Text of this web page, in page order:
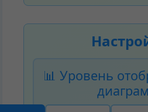
📊 Уровень